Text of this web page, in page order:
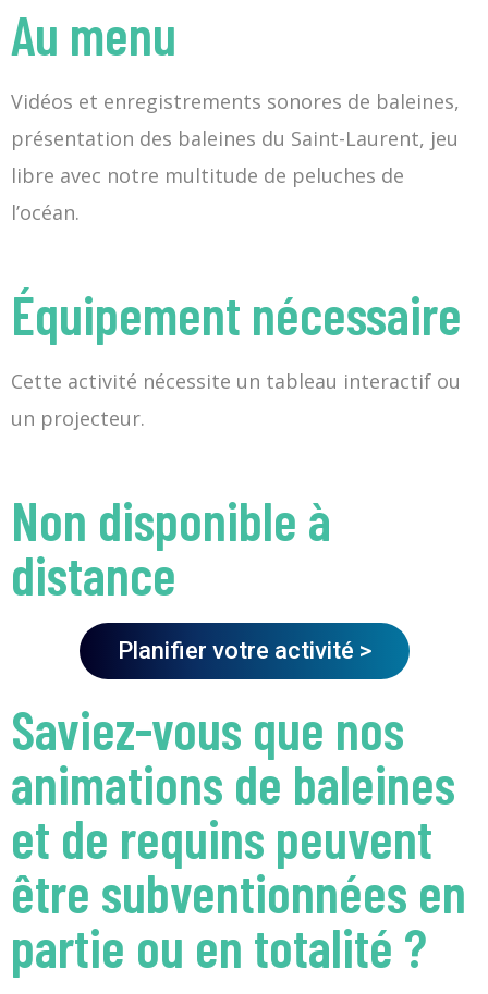
Au menu
Vidéos et enregistrements sonores de baleines,
présentation des baleines du Saint-Laurent, jeu
libre avec notre multitude de peluches de
l’océan.
Équipement nécessaire
Cette activité nécessite un tableau interactif ou
un projecteur.
Non disponible à
distance
Planifier votre activité >
Saviez-vous que nos
animations de baleines
et de requins peuvent
être subventionnées en
partie ou en totalité ?